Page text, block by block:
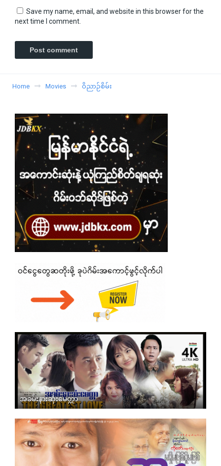
Save my name, email, and website in this browser for the
next time I comment.
Home Movies ဝိညာဉ်စိမ်း
အခမ်းနားဆုံးမေတ္တာ